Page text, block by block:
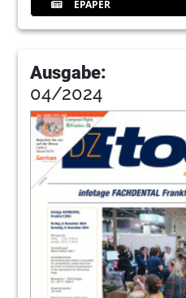
EPAPER
Ausgabe:
04/2024